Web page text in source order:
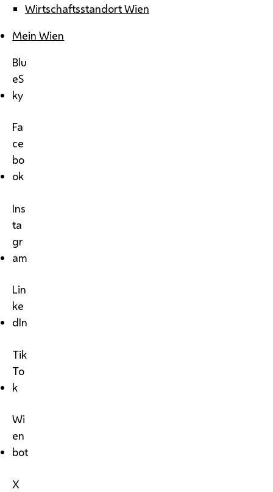
Wirtschaftsstandort Wien
Mein Wien
Blu
eS
ky
Fa
ce
bo
ok
Ins
ta
gr
am
Lin
ke
dIn
Tik
To
k
Wi
en
bot
X